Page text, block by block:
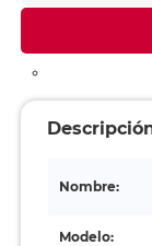
Nombre:
Modelo: